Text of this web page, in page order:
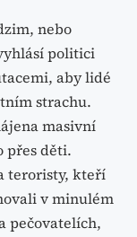
nebo
politici
aby lidé
strachu.
masivní
přes děti.
teroristy, kteří
v minulém
pečovatelích,